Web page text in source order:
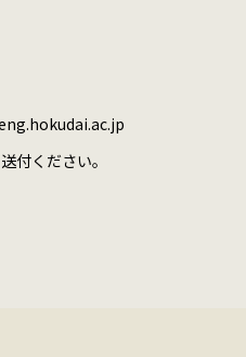
付ください。